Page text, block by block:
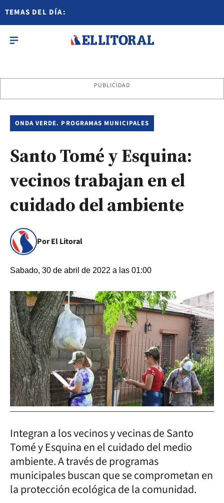
TEMAS DEL DÍA:
PUBLICIDAD
ONDA VERDE. PROGRAMAS MUNICIPALES
Santo Tomé y Esquina:
vecinos trabajan en el
cuidado del ambiente
Por El Litoral
Sabado, 30 de abril de 2022 a las 01:00
Integran a los vecinos y vecinas de Santo
Tomé y Esquina en el cuidado del medio
ambiente. A través de programas
municipales buscan que se comprometan en
la protección ecológica de la comunidad.